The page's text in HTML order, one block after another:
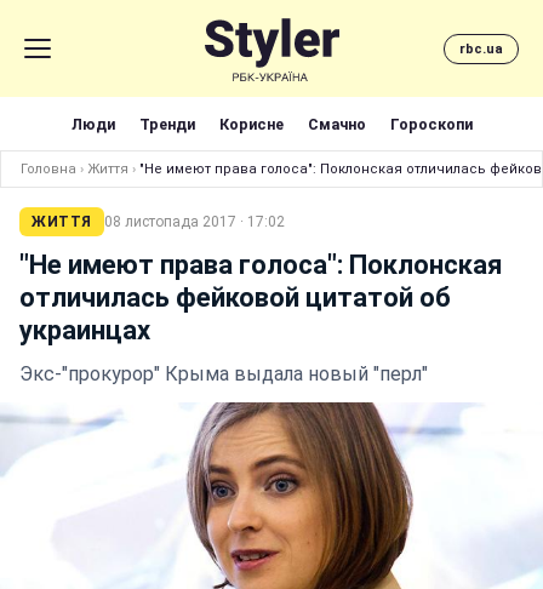
rbc.ua
Люди Тренди Корисне Смачно Гороскопи
Головна › Життя › "Не имеют права голоса": Поклонская отличилась
ЖИТТЯ 08 листопада 2017 · 17:02
"Не имеют права голоса": Поклонская
отличилась фейковой цитатой об
украинцах
Экс-"прокурор" Крыма выдала новый "перл"